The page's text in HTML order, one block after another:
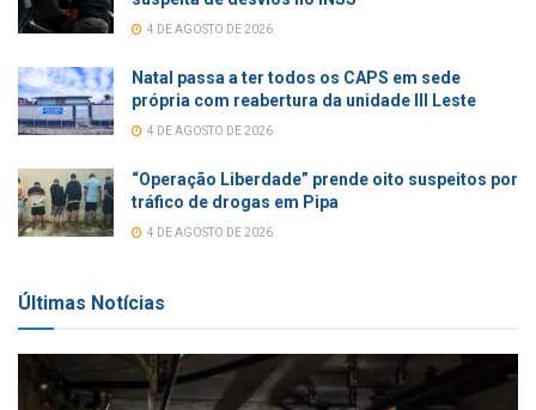
4 DE AGOSTO DE 2026
Natal passa a ter todos os CAPS em sede
própria com reabertura da unidade III Leste
4 DE AGOSTO DE 2026
“Operação Liberdade” prende oito suspeitos por
tráfico de drogas em Pipa
4 DE AGOSTO DE 2026
Últimas Notícias